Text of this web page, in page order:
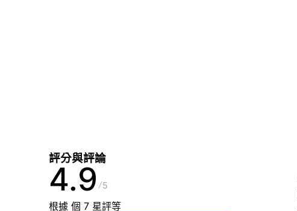
評分與評論
4.9 5
根據 個 7 星評等